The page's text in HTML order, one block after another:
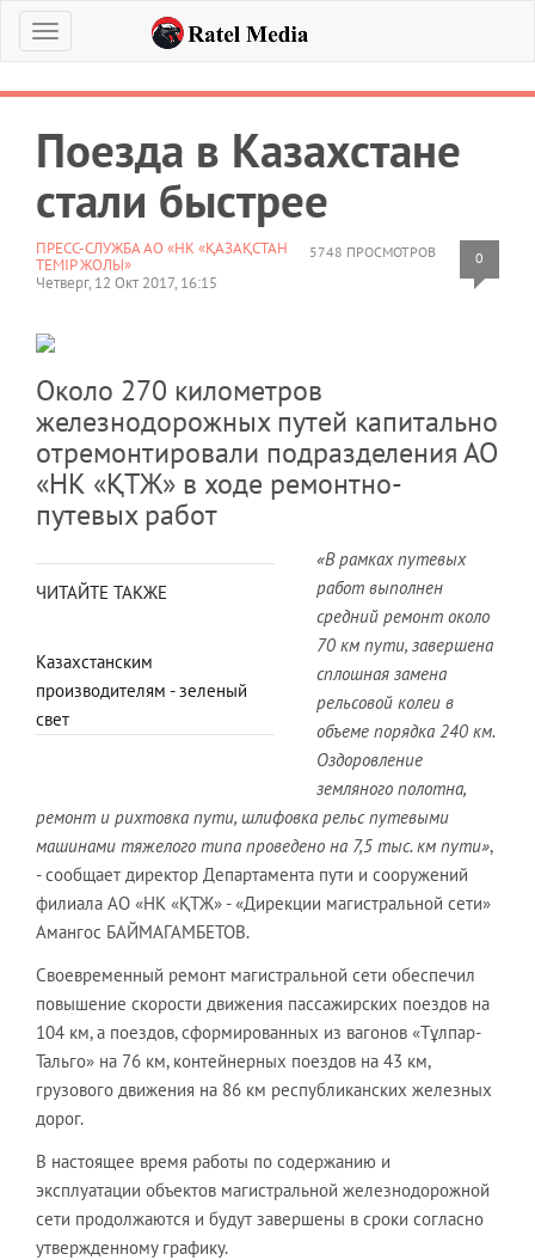
Меню
Поезда в Казахстане
стали быстрее
5748 ПРОСМОТРОВ 0
ПРЕСС-СЛУЖБА АО «НК «ҚАЗАҚСТАН
ТЕМІР ЖОЛЫ»
Четверг, 12 Окт 2017, 16:15
Около 270 километров
железнодорожных путей капитально
отремонтировали подразделения АО
«НК «ҚТЖ» в ходе ремонтно-
путевых работ
ЧИТАЙТЕ ТАКЖЕ
Казахстанским
производителям - зеленый
свет
«В рамках путевых
работ выполнен
средний ремонт около
70 км пути, завершена
сплошная замена
рельсовой колеи в
объеме порядка 240 км.
Оздоровление
земляного полотна,
ремонт и рихтовка пути, шлифовка рельс путевыми
машинами тяжелого типа проведено на 7,5 тыс. км пути»,
- сообщает директор Департамента пути и сооружений
филиала АО «НК «ҚТЖ» - «Дирекции магистральной сети»
Амангос БАЙМАГАМБЕТОВ.
Своевременный ремонт магистральной сети обеспечил
повышение скорости движения пассажирских поездов на
104 км, а поездов, сформированных из вагонов «Тұлпар-
Тальго» на 76 км, контейнерных поездов на 43 км,
грузового движения на 86 км республиканских железных
дорог.
В настоящее время работы по содержанию и
эксплуатации объектов магистральной железнодорожной
сети продолжаются и будут завершены в сроки согласно
утвержденному графику.